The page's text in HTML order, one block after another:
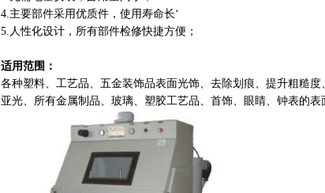
4.主要部件采用优质件，使用寿命长‘
5.人性化设计，所有部件检修快捷方便；
适用范围：
各种塑料、工艺品、五金装饰品表面光饰、去除划痕、提升粗糙
亚光、所有金属制品、玻璃、塑胶工艺品、首饰、眼睛、钟表的表